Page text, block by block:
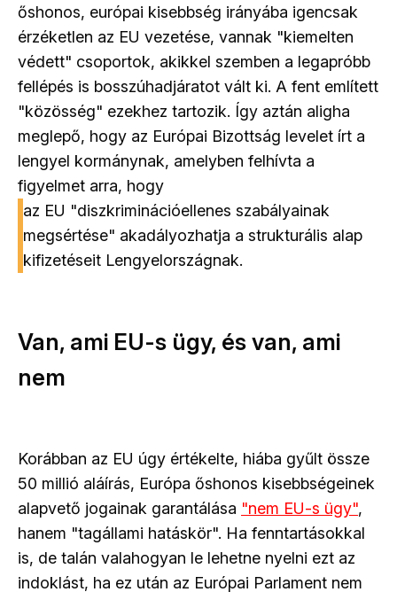
őshonos, európai kisebbség irányába igencsak
érzéketlen az EU vezetése, vannak "kiemelten
védett" csoportok, akikkel szemben a legapróbb
fellépés is bosszúhadjáratot vált ki. A fent említett
"közösség" ezekhez tartozik. Így aztán aligha
meglepő, hogy az Európai Bizottság levelet írt a
lengyel kormánynak, amelyben felhívta a
figyelmet arra, hogy
az EU "diszkriminációellenes szabályainak
megsértése" akadályozhatja a strukturális alap
kifizetéseit Lengyelországnak.
Van, ami EU-s ügy, és van, ami
nem
Korábban az EU úgy értékelte, hiába gyűlt össze
50 millió aláírás, Európa őshonos kisebbségeinek
alapvető jogainak garantálása "nem EU-s ügy",
hanem "tagállami hatáskör". Ha fenntartásokkal
is, de talán valahogyan le lehetne nyelni ezt az
indoklást, ha ez után az Európai Parlament nem